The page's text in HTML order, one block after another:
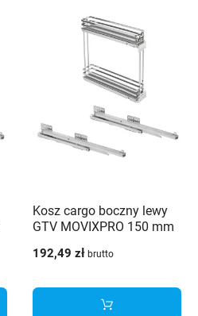
Kosz cargo boczny lewy
GTV MOVIXPRO 150 mm
150BO-01
192,49 zł brutto